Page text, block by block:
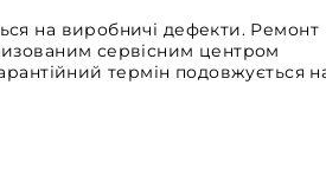
на виробничі дефекти. Ремонт
сервісним центром
термін подовжується